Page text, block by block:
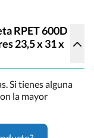
RPET 600D
23,5 x 31 x
Si tienes alguna
la mayor